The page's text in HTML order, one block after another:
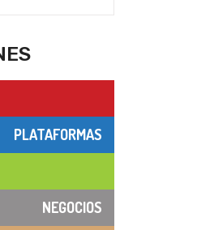
PLATAFORMAS
NEGOCIOS